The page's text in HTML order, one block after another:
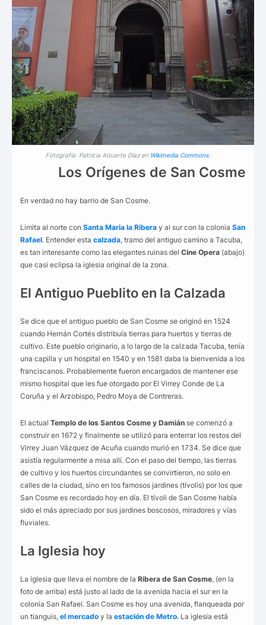
Fotografía: Patricia Alzuarte Díaz en Wikimedia Commons.
Los Orígenes de San Cosme
En verdad no hay barrio de San Cosme.
Limita al norte con Santa Maria la Ribera y al sur con la colonia San
Rafael. Entender esta calzada, tramo del antiguo camino a Tacuba,
es tan interesante como las elegantes ruinas del Cine Opera (abajo)
que casi eclipsa la iglesia original de la zona.
El Antiguo Pueblito en la Calzada
Se dice que el antiguo pueblo de San Cosme se originó en 1524
cuando Hernán Cortés distribuía tierras para huertos y tierras de
cultivo. Este pueblo originario, a lo largo de la calzada Tacuba, tenía
una capilla y un hospital en 1540 y en 1581 daba la bienvenida a los
franciscanos. Probablemente fueron encargados de mantener ese
mismo hospital que les fue otorgado por El Virrey Conde de La
Coruña y el Arzobispo, Pedro Moya de Contreras.
El actual Templo de los Santos Cosme y Damián se comenzó a
construir en 1672 y finalmente se utilizó para enterrar los restos del
Virrey Juan Vázquez de Acuña cuando murió en 1734. Se dice que
asistía regularmente a misa allí. Con el paso del tiempo, las tierras
de cultivo y los huertos circundantes se convirtieron, no solo en
calles de la ciudad, sino en los famosos jardines (tívolis) por los que
San Cosme es recordado hoy en día. El tívoli de San Cosme había
sido el más apreciado por sus jardines boscosos, miradores y vías
fluviales.
La Iglesia hoy
La iglesia que lleva el nombre de la Ribera de San Cosme, (en la
foto de arriba) está justo al lado de la avenida hacia el sur en la
colonia San Rafael. San Cosme es hoy una avenida, flanqueada por
un tianguis, el mercado y la estación de Metro. La iglesia está